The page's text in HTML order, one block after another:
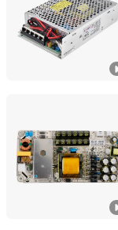
Zhejiang,
Shen Zhen
Guangdong,